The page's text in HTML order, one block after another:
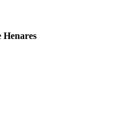
Henares